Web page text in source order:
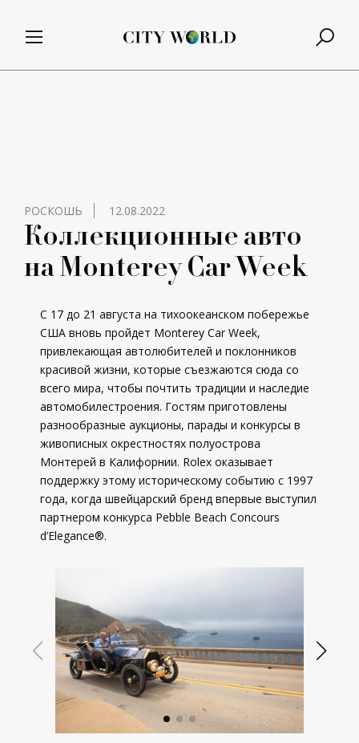
РОСКОШЬ 12.08.2022
Коллекционные авто
на Monterey Car Week
С 17 до 21 августа на тихоокеанском побережье
США вновь пройдет Monterey Car Week,
привлекающая автолюбителей и поклонников
красивой жизни, которые съезжаются сюда со
всего мира, чтобы почтить традиции и наследие
автомобилестроения. Гостям приготовлены
разнообразные аукционы, парады и конкурсы в
живописных окрестностях полуострова
Монтерей в Калифорнии. Rolex оказывает
поддержку этому историческому событию с 1997
года, когда швейцарский бренд впервые выступил
партнером конкурса Pebble Beach Concours
d’Elegance®.